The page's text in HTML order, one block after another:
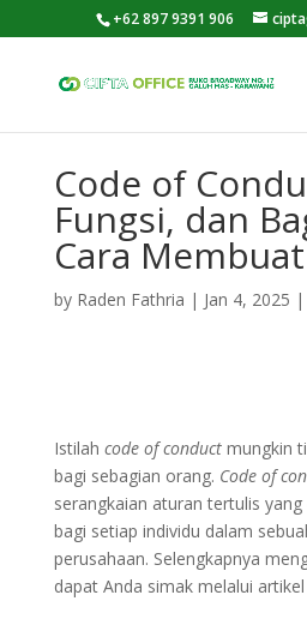
+62 897 9391 906
Code of
Fungsi, dan
Cara
by Raden Fathria | Jan 4, 2025 |
Istilah code of conductmungkin
bagi sebagian orang. Code of
serangkaian aturan tertulis
bagi setiap individu dalam
perusahaan. Selengkapnya
dapat Anda simak melalui